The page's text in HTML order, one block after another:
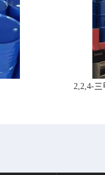
2,2,4-